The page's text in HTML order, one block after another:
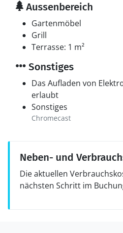
Aussenbereich
Gartenmöbel
Grill
Terrasse: 1 m²
Sonstiges
Das Aufladen von
erlaubt
Sonstiges
Chromecast
Neben- und
Die aktuellen
nächsten Schritt im